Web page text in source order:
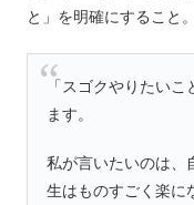
と」を明確にすること。
「スゴクやりたい
ます。
私が言いたいのは、
生はものすごく楽に